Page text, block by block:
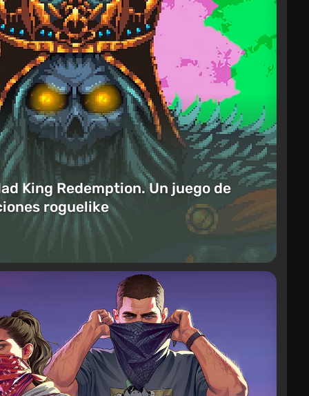
King Redemption. Un juego de
roguelike